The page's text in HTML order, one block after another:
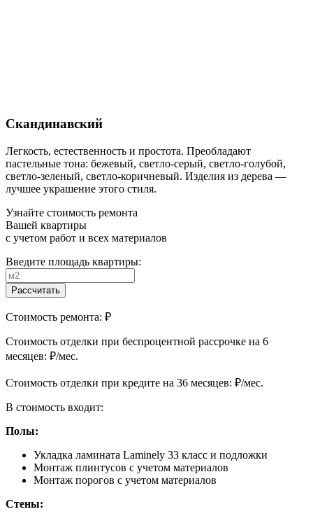
Скандинавский
Легкость, естественность и простота. Преобладают
пастельные тона: бежевый, светло-серый, светло-голубой,
светло-зеленый, светло-коричневый. Изделия из дерева —
лучшее украшение этого стиля.
Узнайте стоимость ремонта
Вашей квартиры
с учетом работ и всех материалов
Введите площадь квартиры:
Рассчитать
Стоимость ремонта: ₽
Cтоимость отделки при беспроцентной рассрочке на 6
месяцев: ₽/мес.
Cтоимость отделки при кредите на 36 месяцев: ₽/мес.
В стоимость входит:
Полы:
Укладка ламината Laminely 33 класс и подложки
Монтаж плинтусов с учетом материалов
Монтаж порогов с учетом материалов
Стены: